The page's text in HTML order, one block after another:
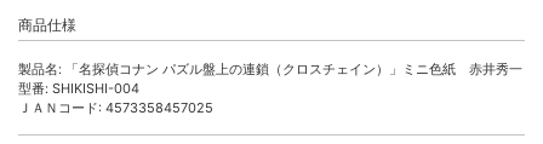
商品仕様
製品名: 「名探偵コナン パズル盤上の連鎖（クロスチェイン）」ミニ色紙 赤井秀一
型番: SHIKISHI-004
ＪＡＮコード: 4573358457025